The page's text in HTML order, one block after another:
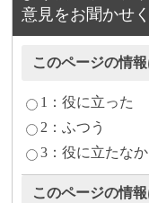
意見をお聞かせ
このページの情
1：役に立った
2：ふつう
3：役に立たな
このページの情